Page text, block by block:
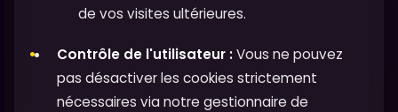
de vos visites ultérieures.
Contrôle de l'utilisateur :Vous ne pouvez
pas désactiver les cookies strictement
nécessaires via notre gestionnaire de